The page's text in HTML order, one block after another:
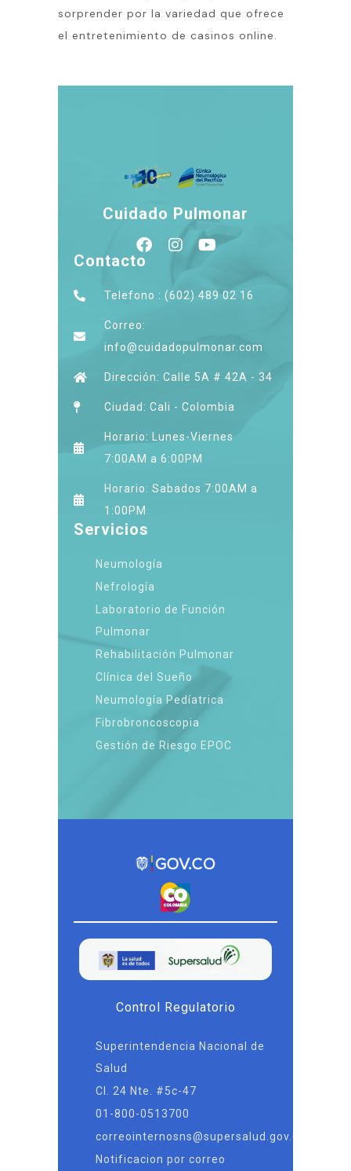
sorprender por la variedad que ofrece
el entretenimiento de casinos online.
Cuidado Pulmonar
Contacto
Telefono : (602) 489 02 16
Correo:
info@cuidadopulmonar.com
Dirección: Calle 5A # 42A - 34
Ciudad: Cali - Colombia
Horario: Lunes-Viernes
7:00AM a 6:00PM
Horario: Sabados 7:00AM a
1:00PM
Servicios
Neumología
Nefrología
Laboratorio de Función
Pulmonar
Rehabilitación Pulmonar
Clínica del Sueño
Neumología Pedíatrica
Fibrobroncoscopia
Gestión de Riesgo EPOC
Control Regulatorio
Superintendencia Nacional de
Salud
Cl. 24 Nte. #5c-47
01-800-0513700
correointernosns@supersalud.gov.co
Notificacion por correo